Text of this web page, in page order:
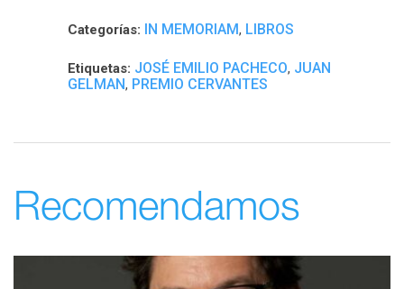
Categorías: IN MEMORIAM, LIBROS
Etiquetas: JOSÉ EMILIO PACHECO, JUAN
GELMAN, PREMIO CERVANTES
Recomendamos